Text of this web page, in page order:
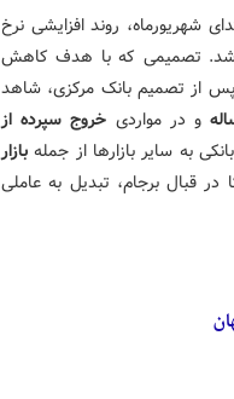
شهریورماه، روند افزایشی نرخ
شد. تصمیمی که با هدف کاهش
پس از تصمیم بانک مرکزی، شاهد
و در مواردی خروج سپرده از
به سایر بازارها از جملهبازار
در قبالبرجام، تبدیل به عاملی